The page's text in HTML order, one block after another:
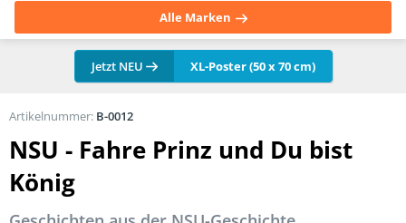
Alle Marken
Jetzt NEU XL-Poster (50 x 70 cm)
NSU - Fahre Prinz und Du bist
König
Artikelnummer: B-0012